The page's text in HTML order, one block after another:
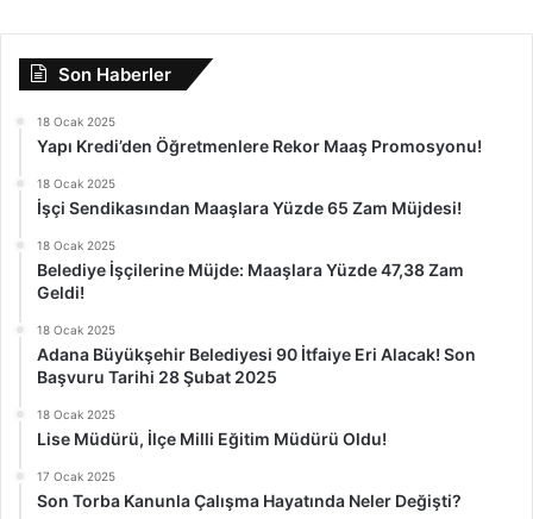
Son Haberler
18 Ocak 2025
Yapı Kredi’den Öğretmenlere Rekor Maaş Promosyonu!
18 Ocak 2025
İşçi Sendikasından Maaşlara Yüzde 65 Zam Müjdesi!
18 Ocak 2025
Belediye İşçilerine Müjde: Maaşlara Yüzde 47,38 Zam
Geldi!
18 Ocak 2025
Adana Büyükşehir Belediyesi 90 İtfaiye Eri Alacak! Son
Başvuru Tarihi 28 Şubat 2025
18 Ocak 2025
Lise Müdürü, İlçe Milli Eğitim Müdürü Oldu!
17 Ocak 2025
Son Torba Kanunla Çalışma Hayatında Neler Değişti?